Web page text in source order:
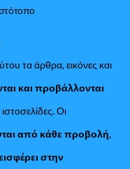
τα άρθρα, εικόνες και
και προβάλλονται
Οι
από κάθε προβολή,
στην